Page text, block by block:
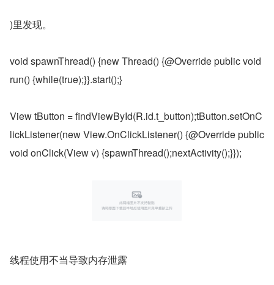
)里发现。
void spawnThread() {new Thread() {@Override public void
run() {while(true);}}.start();}
View tButton = findViewById(R.id.t_button);tButton.setOnC
lickListener(new View.OnClickListener() {@Override public
void onClick(View v) {spawnThread();nextActivity();}});
线程使用不当导致内存泄露